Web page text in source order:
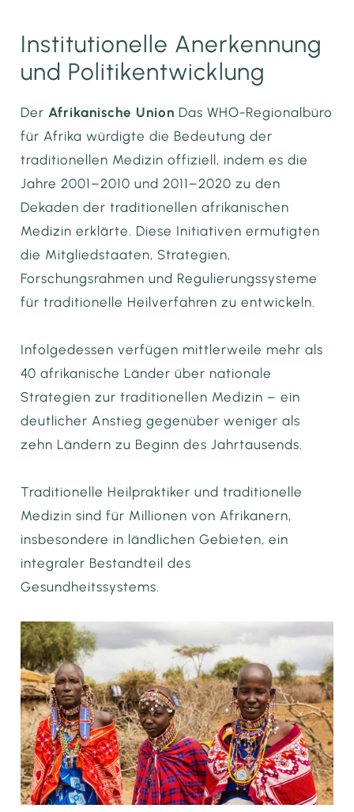
Institutionelle Anerkennung
und Politikentwicklung
DerAfrikanische Union Das WHO-Regionalbüro
für Afrika würdigte die Bedeutung der
traditionellen Medizin offiziell, indem es die
Jahre 2001–2010 und 2011–2020 zu den
Dekaden der traditionellen afrikanischen
Medizin erklärte. Diese Initiativen ermutigten
die Mitgliedstaaten, Strategien,
Forschungsrahmen und Regulierungssysteme
für traditionelle Heilverfahren zu entwickeln.
Infolgedessen verfügen mittlerweile mehr als
40 afrikanische Länder über nationale
Strategien zur traditionellen Medizin – ein
deutlicher Anstieg gegenüber weniger als
zehn Ländern zu Beginn des Jahrtausends.
Traditionelle Heilpraktiker und traditionelle
Medizin sind für Millionen von Afrikanern,
insbesondere in ländlichen Gebieten, ein
integraler Bestandteil des
Gesundheitssystems.